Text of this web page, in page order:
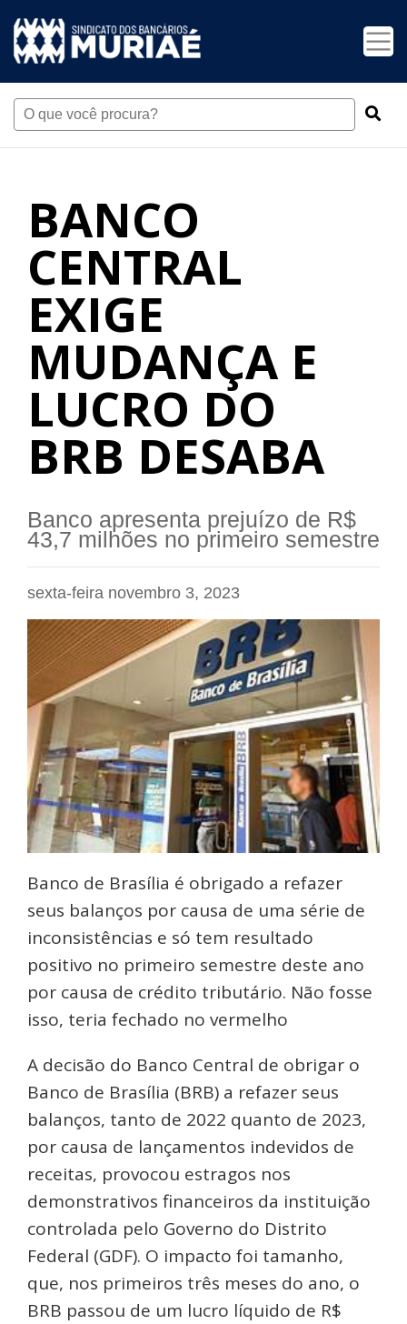
BANCO
CENTRAL
EXIGE
MUDANÇA E
LUCRO DO
BRB DESABA
Banco apresenta prejuízo de R$
43,7 milhões no primeiro semestre
sexta-feira novembro 3, 2023
Banco de Brasília é obrigado a refazer
seus balanços por causa de uma série de
inconsistências e só tem resultado
positivo no primeiro semestre deste ano
por causa de crédito tributário. Não fosse
isso, teria fechado no vermelho
A decisão do Banco Central de obrigar o
Banco de Brasília (BRB) a refazer seus
balanços, tanto de 2022 quanto de 2023,
por causa de lançamentos indevidos de
receitas, provocou estragos nos
demonstrativos financeiros da instituição
controlada pelo Governo do Distrito
Federal (GDF). O impacto foi tamanho,
que, nos primeiros três meses do ano, o
BRB passou de um lucro líquido de R$